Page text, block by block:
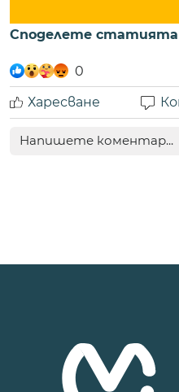
Споделете статията
0
Харесване